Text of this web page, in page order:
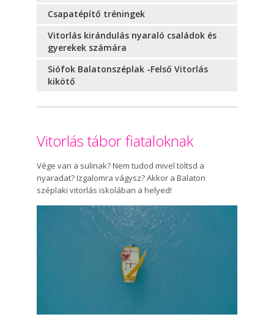
Csapatépítő tréningek
Vitorlás kirándulás nyaraló családok és
gyerekek számára
Siófok Balatonszéplak -Felső Vitorlás
kikötő
Vitorlás tábor fiataloknak
Vége van a sulinak? Nem tudod mivel töltsd a
nyaradat? Izgalomra vágysz? Akkor a Balaton
széplaki vitorlás iskolában a helyed!